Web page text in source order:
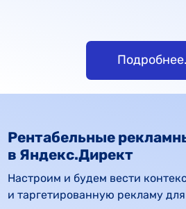
Рентабельные
в Яндекс.Директ
Настроим и будем вести
и таргетированную рекламу